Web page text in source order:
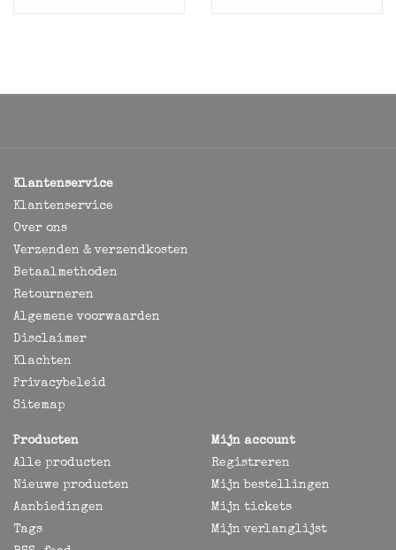
Klantenservice
Klantenservice
Over ons
Verzenden & verzendkosten
Betaalmethoden
Retourneren
Algemene voorwaarden
Disclaimer
Klachten
Privacybeleid
Sitemap
Producten
Alle producten
Nieuwe producten
Aanbiedingen
Tags
Mijn account
Registreren
Mijn bestellingen
Mijn tickets
Mijn verlanglijst